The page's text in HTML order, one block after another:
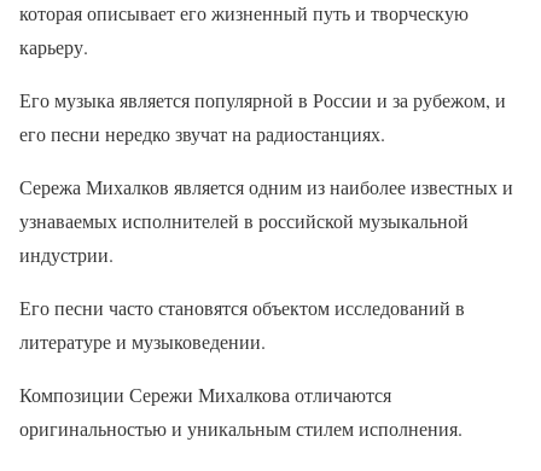
которая описывает его жизненный путь и творческую
карьеру.
Его музыка является популярной в России и за рубежом, и
его песни нередко звучат на радиостанциях.
Сережа Михалков является одним из наиболее известных и
узнаваемых исполнителей в российской музыкальной
индустрии.
Его песни часто становятся объектом исследований в
литературе и музыковедении.
Композиции Сережи Михалкова отличаются
оригинальностью и уникальным стилем исполнения.